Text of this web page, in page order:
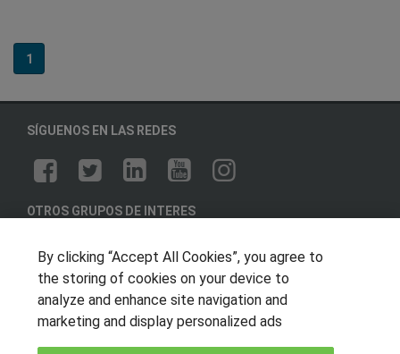
1
SÍGUENOS EN LAS REDES
OTROS GRUPOS DE INTERES
Hablemos de empleo
Locos por las becas
CENTROS DE FORMACIÓN
By clicking “Accept All Cookies”, you agree to
the storing of cookies on your device to
analyze and enhance site navigation and
marketing and display personalized ads